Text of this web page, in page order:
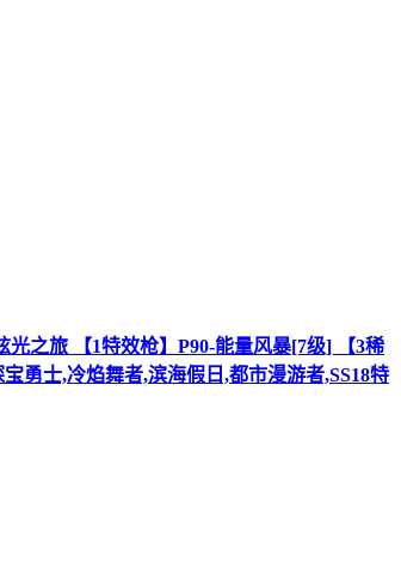
之旅 【1特效枪】P90-能量风暴[7级] 【3稀
勇士,冷焰舞者,滨海假日,都市漫游者,SS18特